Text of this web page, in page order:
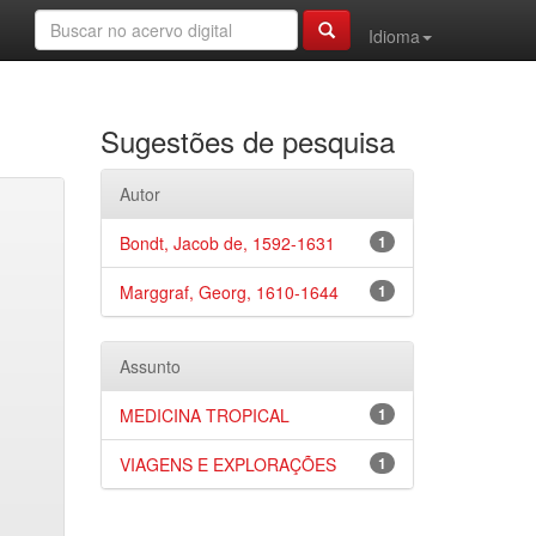
Idioma
Sugestões de pesquisa
Autor
1
Bondt, Jacob de, 1592-1631
1
Marggraf, Georg, 1610-1644
Assunto
1
MEDICINA TROPICAL
1
VIAGENS E EXPLORAÇÕES